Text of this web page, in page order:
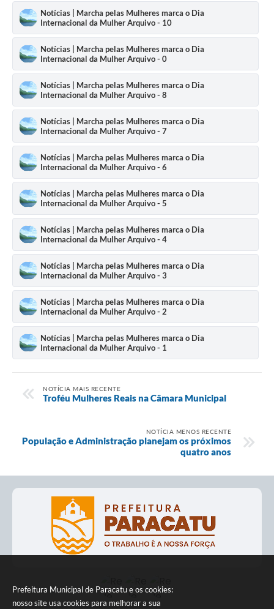
Prefeitura Municipal de Paracatu e os cookies:
nosso site usa cookies para melhorar a sua
Notícias | Marcha pelas Mulheres marca o Dia
Internacional da Mulher Arquivo - 10
Notícias | Marcha pelas Mulheres marca o Dia
Internacional da Mulher Arquivo - 0
Notícias | Marcha pelas Mulheres marca o Dia
Internacional da Mulher Arquivo - 8
Notícias | Marcha pelas Mulheres marca o Dia
Internacional da Mulher Arquivo - 7
Notícias | Marcha pelas Mulheres marca o Dia
Internacional da Mulher Arquivo - 6
Notícias | Marcha pelas Mulheres marca o Dia
Internacional da Mulher Arquivo - 5
Notícias | Marcha pelas Mulheres marca o Dia
Internacional da Mulher Arquivo - 4
Notícias | Marcha pelas Mulheres marca o Dia
Internacional da Mulher Arquivo - 3
Notícias | Marcha pelas Mulheres marca o Dia
Internacional da Mulher Arquivo - 2
Notícias | Marcha pelas Mulheres marca o Dia
Internacional da Mulher Arquivo - 1
NOTÍCIA MAIS RECENTE
Troféu Mulheres Reais na Câmara Municipal
NOTÍCIA MENOS RECENTE
População e Administração planejam os próximos
quatro anos